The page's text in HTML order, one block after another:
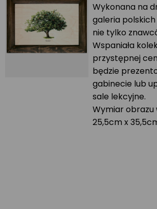
Wykonana na
galeria
nie tylko
Wspaniała
przystępnej
będzie
gabinecie lub
sale lekcyjne.
Wymiar
25,5cm x